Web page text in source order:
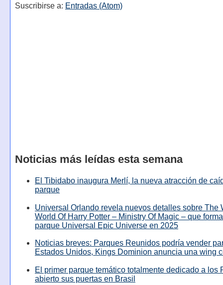
Suscribirse a: Entradas (Atom)
Noticias más leídas esta semana
El Tibidabo inaugura Merlí, la nueva atracción de
parque
Universal Orlando revela nuevos detalles sobre The
World Of Harry Potter – Ministry Of Magic – que
parque Universal Epic Universe en 2025
Noticias breves: Parques Reunidos podría vender
Estados Unidos, Kings Dominion anuncia una wing
El primer parque temático totalmente dedicado a los
abierto sus puertas en Brasil